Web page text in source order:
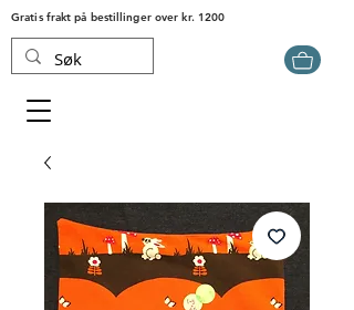
Gratis frakt på bestillinger over kr. 1200